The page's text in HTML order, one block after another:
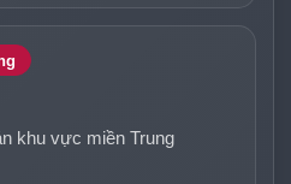
khu vực miền Trung